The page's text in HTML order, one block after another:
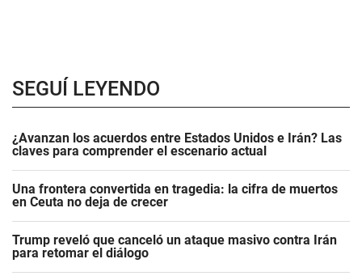
SEGUÍ LEYENDO
¿Avanzan los acuerdos entre Estados Unidos e Irán? Las
claves para comprender el escenario actual
Una frontera convertida en tragedia: la cifra de muertos
en Ceuta no deja de crecer
Trump reveló que canceló un ataque masivo contra Irán
para retomar el diálogo